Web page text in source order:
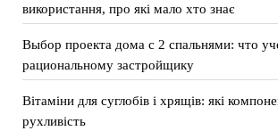
використання, про які мало хто знає
Выбор проекта дома с 2 спальнями: что
рациональному застройщику
Вітаміни для суглобів і хрящів: які
рухливість